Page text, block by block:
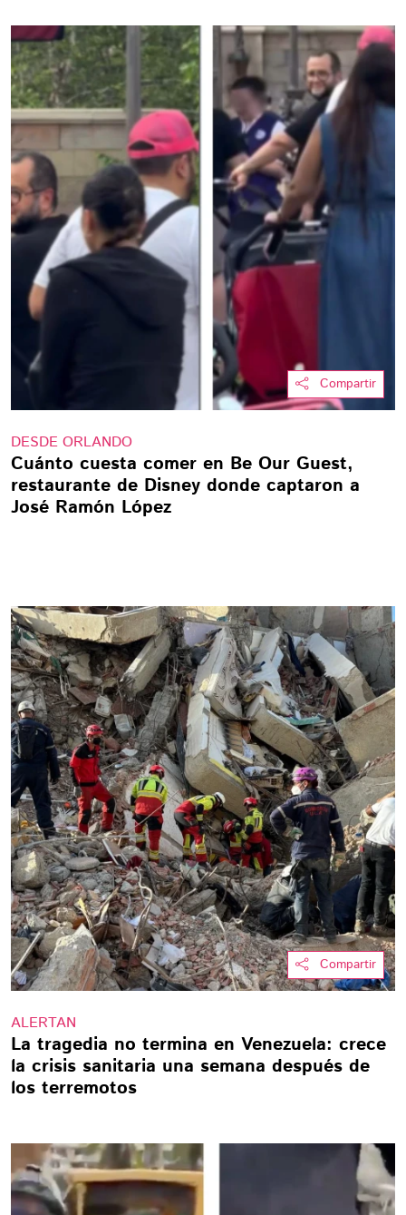
Compartir
DESDE ORLANDO
Cuánto cuesta comer en Be Our Guest,
restaurante de Disney donde captaron a
José Ramón López
Compartir
ALERTAN
La tragedia no termina en Venezuela: crece
la crisis sanitaria una semana después de
los terremotos